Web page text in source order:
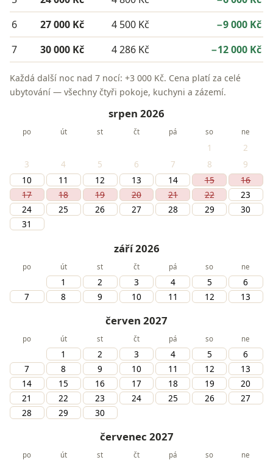
6
27 000 Kč 4 500 Kč
−9 000 Kč
7
30 000 Kč 4 286 Kč −12 000 Kč
Každá další noc nad 7 nocí: +3 000 Kč. Cena platí za celé
ubytování — všechny čtyři pokoje, kuchyni a zázemí.
srpen 2026
po út st čt pá so ne
1
2
3
4 5 6 7 8
9
10
11 12 13 14 15
16
17
18 19 20 21 22
23
24
25 26 27 28 29
30
31
září 2026
po út st čt pá so ne
1 2 3 4 5
6
7
8 9 10 11 12 13
červen 2027
po út st čt pá so ne
1 2 3 4 5
6
7
8 9 10 11 12
13
14
15 16 17 18 19
20
21
22 23 24 25 26
27
28
29 30
červenec 2027
po út st čt pá so ne